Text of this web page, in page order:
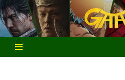
Aller
au
contenu